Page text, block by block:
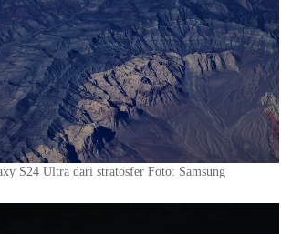
S24 Ultra dari stratosfer Foto: Samsung